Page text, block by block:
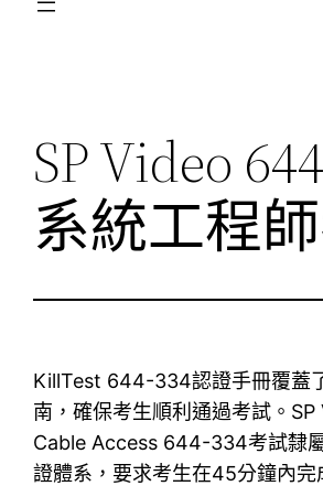
SP Video
系統工程
KillTest 644-334認證手冊覆蓋
南，確保考生順利通過考試。
Cable Access 644-334考試隸
證體系，要求考生在45分鐘內完